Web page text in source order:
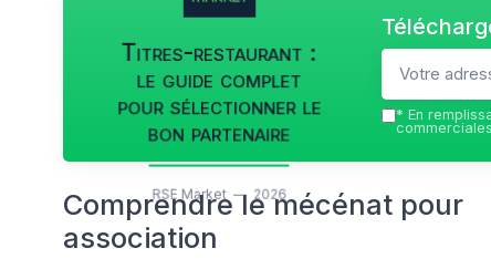
Titres-restaurant :
le guide complet
pour sélectionner le
bon partenaire
RSE Market — 2026
* En
Comprendre le mécénat pour
association